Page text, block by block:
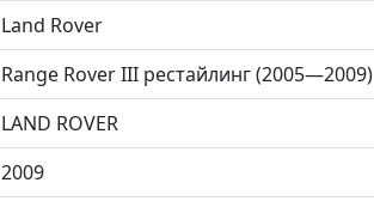
Land Rover
Range Rover III рестайлинг (2005—2009)
LAND ROVER
2009